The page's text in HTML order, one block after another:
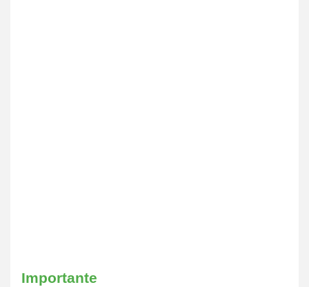
Importante